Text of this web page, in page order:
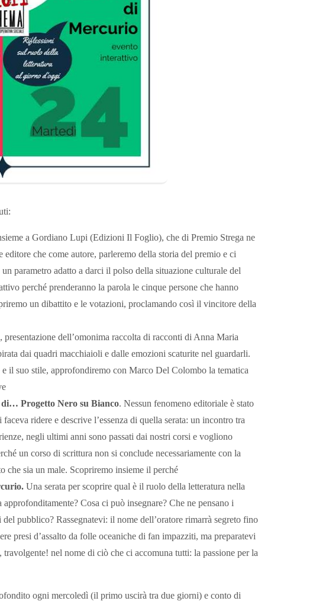
a Gordiano Lupi (Edizioni Il Foglio), che di Premio Strega ne
editore che come autore, parleremo della storia del premio e ci
un parametro adatto a darci il polso della situazione culturale del
perché prenderanno la parola le cinque persone che hanno
un dibattito e le votazioni, proclamando così il vincitore della
, presentazione dell’omonima raccolta di racconti di Anna Maria
dai quadri macchiaioli e dalle emozioni scaturite nel guardarli.
il suo stile, approfondiremo con Marco Del Colombo la tematica
Progetto Nero su Bianco. Nessun fenomeno editoriale è stato
ridere e descrive l’essenza di quella serata: un incontro tra
negli ultimi anni sono passati dai nostri corsi e vogliono
un corso di scrittura non si conclude necessariamente con la
che sia un male. Scopriremo insieme il perché
Una serata per scoprire qual è il ruolo della letteratura nella
Cosa ci può insegnare? Che ne pensano i
pubblico? Rassegnatevi: il nome dell’oratore rimarrà segreto fino
presi d’assalto da folle oceaniche di fan impazziti, ma preparatevi
travolgente! nel nome di ciò che ci accomuna tutti: la passione per la
ogni mercoledì (il primo uscirà tra due giorni) e conto di